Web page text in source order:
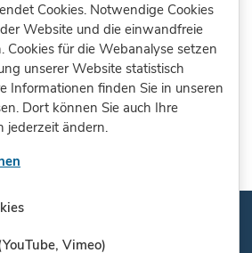
Bildungsstandards erstellt und
Mecklenburg-Vorpommern
Cookies. Notwendige Cookies
Website und die einwandfreie
Cookies für die Webanalyse setzen
unserer Website statistisch
Informationen finden Sie in unseren
Dort können Sie auch Ihre
jederzeit ändern.
Vimeo)